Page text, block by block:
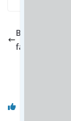
Bastidores:
falando